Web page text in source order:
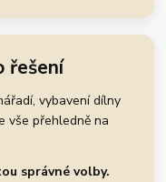
řešení
vybavení dílny
vše přehledně na
správné volby.